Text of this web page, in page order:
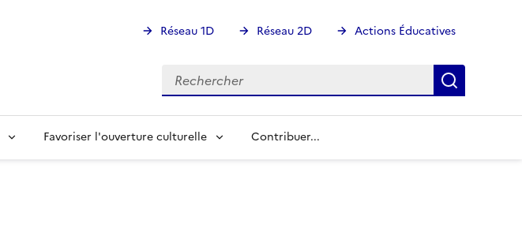
Réseau 1D Réseau 2D Actions Éducatives
Rechercher
Rechercher
Favoriser l'ouverture culturelle Contribuer...